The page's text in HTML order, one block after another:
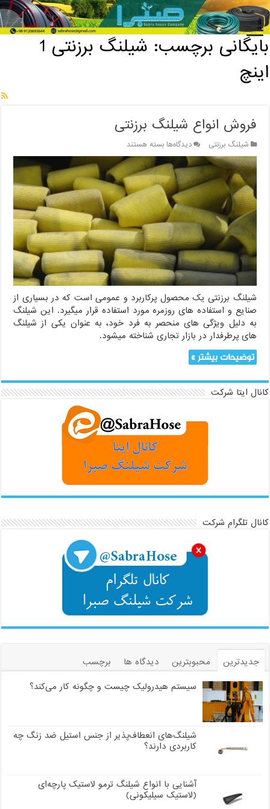
خانه / بایگانی برچسب: شیلنگ برزنتی 1 اینچ
بایگانی برچسب:
شیلنگ برزنتی 1
اینچ
فروش انواع شیلنگ برزنتی
شیلنگ برزنتی دیدگاه‌هابرای
فروش
انواع
شیلنگ
برزنتی
بسته هستند
شیلنگ برزنتی یک محصول پرکاربرد و عمومی است که در بسیاری از
صنایع و استفاده های روزمره مورد استفاده قرار میگیرد. این شیلنگ
به دلیل ویژگی های منحصر به فرد خود، به عنوان یکی از شیلنگ
های پرطرفدار در بازار تجاری شناخته میشود.
توضیحات بیشتر »
کانال ایتا شرکت
کانال تلگرام شرکت
جدیدترین محبوبترین دیدگاه ها
برچسب
سیستم هیدرولیک چیست و چگونه کار می‌کند؟
شیلنگ‌های انعطاف‌پذیر از جنس استیل ضد زنگ چه
کاربردی دارند؟
آشنایی با انواع شیلنگ ترمو لاستیک پارچه‌ای
(لاستیک سیلیکونی)